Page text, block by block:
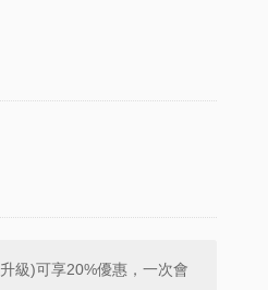
級)可享20%優惠，一次會